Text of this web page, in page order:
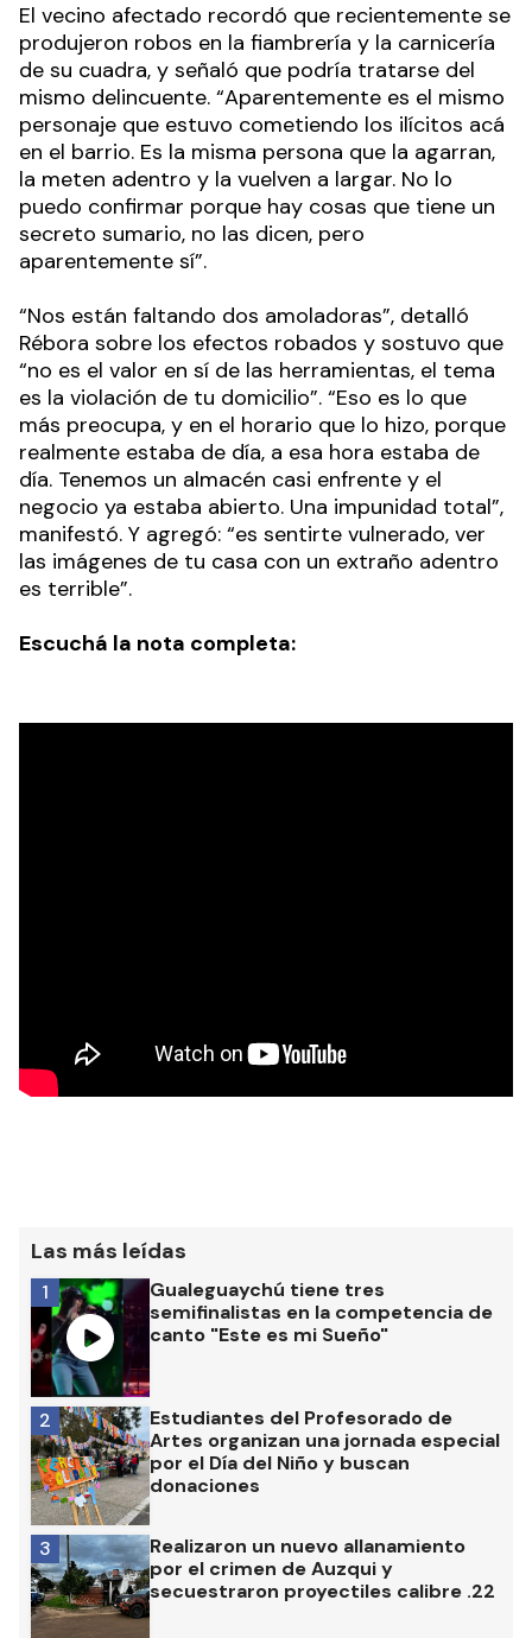
El vecino afectado recordó que recientemente se
produjeron robos en la fiambrería y la carnicería
de su cuadra, y señaló que podría tratarse del
mismo delincuente. “Aparentemente es el mismo
personaje que estuvo cometiendo los ilícitos acá
en el barrio. Es la misma persona que la agarran,
la meten adentro y la vuelven a largar. No lo
puedo confirmar porque hay cosas que tiene un
secreto sumario, no las dicen, pero
aparentemente sí”.
“Nos están faltando dos amoladoras”, detalló
Rébora sobre los efectos robados y sostuvo que
“no es el valor en sí de las herramientas, el tema
es la violación de tu domicilio”. “Eso es lo que
más preocupa, y en el horario que lo hizo, porque
realmente estaba de día, a esa hora estaba de
día. Tenemos un almacén casi enfrente y el
negocio ya estaba abierto. Una impunidad total”,
manifestó. Y agregó: “es sentirte vulnerado, ver
las imágenes de tu casa con un extraño adentro
es terrible”.
Escuchá la nota completa:
Las más leídas
Gualeguaychú tiene tres
semifinalistas en la competencia de
canto "Este es mi Sueño"
1
Estudiantes del Profesorado de
Artes organizan una jornada especial
por el Día del Niño y buscan
donaciones
2
Realizaron un nuevo allanamiento
por el crimen de Auzqui y
secuestraron proyectiles calibre .22
3